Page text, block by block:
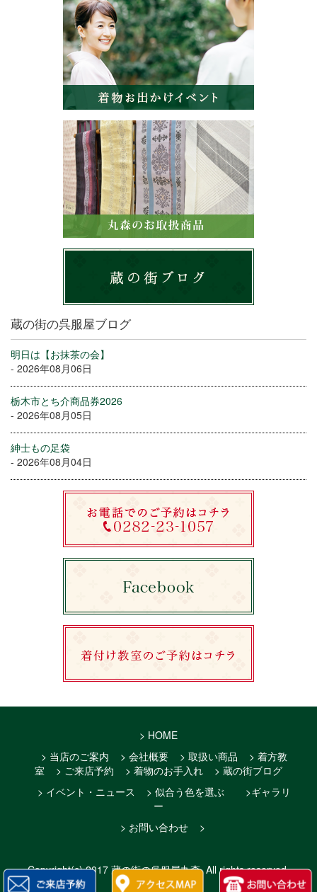
蔵の街の呉服屋ブログ
明日は【お抹茶の会】
- 2026年08月06日
栃木市とち介商品券2026
- 2026年08月05日
紳士もの足袋
- 2026年08月04日
> HOME
> 当店のご案内
> 会社概要 > 取扱い商品
> 着方教
室
> ご来店予約 > 着物のお手入れ
> 蔵の街ブログ
> イベント・ニュース
> 似合う色を選ぶ
>ギャラリ
ー
> お問い合わせ
>
Copyright(c)2017 蔵の街の呉服屋丸森. All rights reserved.